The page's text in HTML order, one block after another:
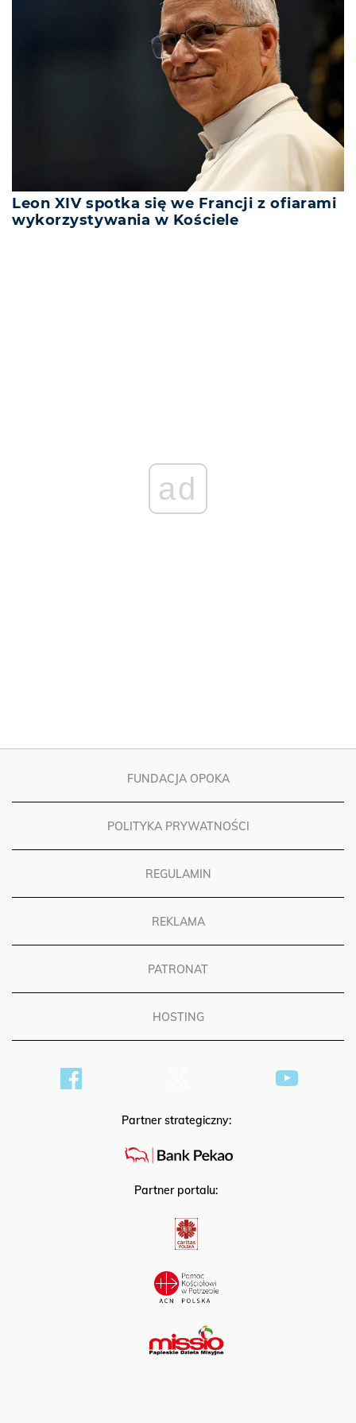
Leon XIV spotka się we Francji z ofiarami
wykorzystywania w Kościele
FUNDACJA OPOKA
POLITYKA PRYWATNOŚCI
REGULAMIN
REKLAMA
PATRONAT
HOSTING
Partner strategiczny:
Partner portalu: